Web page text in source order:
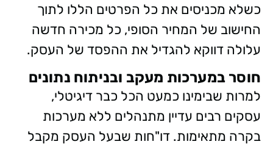
כשלא מכניסים את כל הפרטים הללו לתוך
החישוב של המחיר הסופי, כל מכירה חדשה
עלולה דווקא להגדיל את ההפסד של העסק.
חוסר במערכות מעקב ובניתוח נתונים
למרות שבימינו כמעט הכל כבר דיגיטלי,
עסקים רבים עדיין מתנהלים ללא מערכות
בקרה מתאימות. דו"חות שבעל העסק מקבל